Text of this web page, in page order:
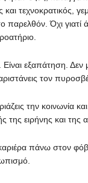
και τεχνοκρατικός,
Όχι γιατί
Είναι εξαπάτηση. Δεν
τον
την κοινωνία
της ειρήνης και της
πάνω στον